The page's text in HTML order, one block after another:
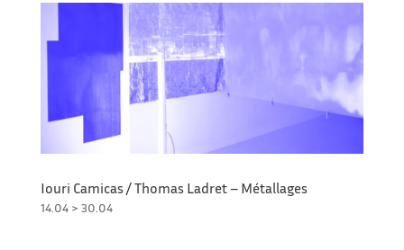
Iouri Camicas / Thomas Ladret – Métallages
14.04 > 30.04